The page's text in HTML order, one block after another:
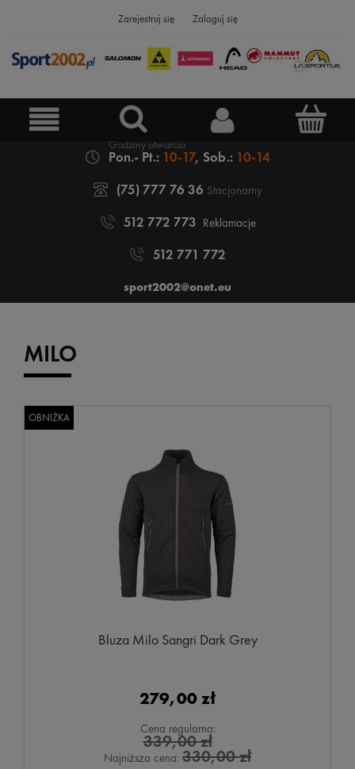
Zarejestruj się Zaloguj się
Pon.- Pt.: 10-17, Sob.: 10-14
(75) 777 76 36 Stacjonarny
512 772 773 Reklamacje
512 771 772
sport2002@onet.eu
MILO
Bluza Milo Sangri Dark Grey
279,00 zł
Cena regularna:
339,00 zł
Najniższa cena: 330,00 zł
OBNIŻKA